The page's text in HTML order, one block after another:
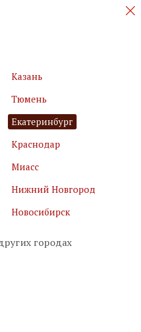
и новинки
сайта
персональных
Казань
Тюмень
Екатеринбург
Краснодар
Миасс
Нижний Новгород
Новосибирск
городах